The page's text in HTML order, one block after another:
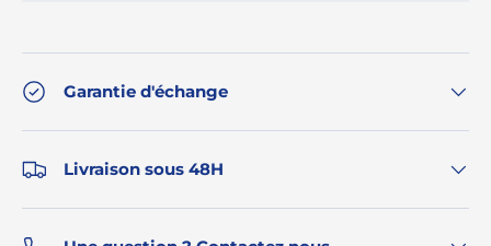
Garantie d'échange
Livraison sous 48H